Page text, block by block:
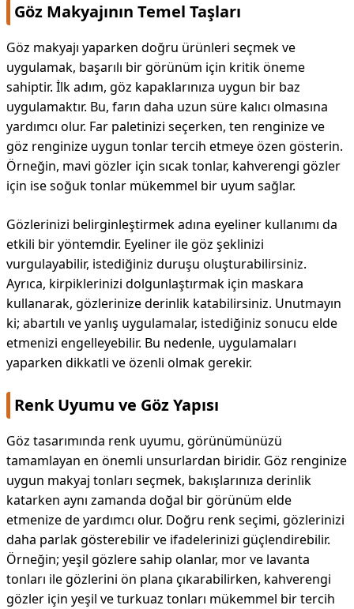
Göz Makyajının Temel Taşları
Göz makyajı yaparken doğru ürünleri seçmek ve
uygulamak, başarılı bir görünüm için kritik öneme
sahiptir. İlk adım, göz kapaklarınıza uygun bir baz
uygulamaktır. Bu, farın daha uzun süre kalıcı olmasına
yardımcı olur. Far paletinizi seçerken, ten renginize ve
göz renginize uygun tonlar tercih etmeye özen gösterin.
Örneğin, mavi gözler için sıcak tonlar, kahverengi gözler
için ise soğuk tonlar mükemmel bir uyum sağlar.
Gözlerinizi belirginleştirmek adına eyeliner kullanımı da
etkili bir yöntemdir. Eyeliner ile göz şeklinizi
vurgulayabilir, istediğiniz duruşu oluşturabilirsiniz.
Ayrıca, kirpiklerinizi dolgunlaştırmak için maskara
kullanarak, gözlerinize derinlik katabilirsiniz. Unutmayın
ki; abartılı ve yanlış uygulamalar, istediğiniz sonucu elde
etmenizi engelleyebilir. Bu nedenle, uygulamaları
yaparken dikkatli ve özenli olmak gerekir.
Renk Uyumu ve Göz Yapısı
Göz tasarımında renk uyumu, görünümünüzü
tamamlayan en önemli unsurlardan biridir. Göz renginize
uygun makyaj tonları seçmek, bakışlarınıza derinlik
katarken aynı zamanda doğal bir görünüm elde
etmenize de yardımcı olur. Doğru renk seçimi, gözlerinizi
daha parlak gösterebilir ve ifadelerinizi güçlendirebilir.
Örneğin; yeşil gözlere sahip olanlar, mor ve lavanta
tonları ile gözlerini ön plana çıkarabilirken, kahverengi
gözler için yeşil ve turkuaz tonları mükemmel bir tercih